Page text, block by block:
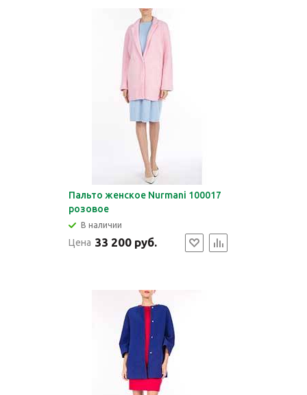
Пальто женское Nurmani 100017
розовое
В наличии
Цена 33 200 руб.